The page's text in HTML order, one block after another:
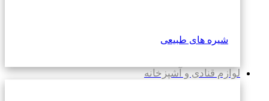
شیره های طبیعی
لوازم قنادی و آشپزخانه